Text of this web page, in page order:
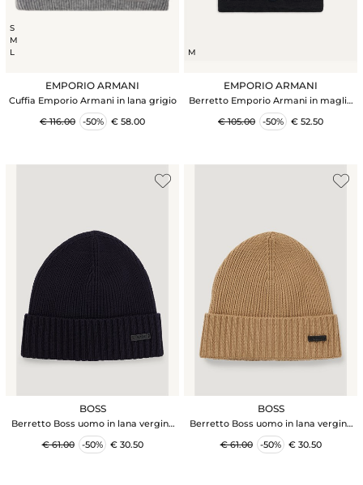
S
M
L
EMPORIO ARMANI
Cuffia Emporio Armani in lana grigio
€ 116.00
-50% € 58.00
M
EMPORIO ARMANI
Berretto Emporio Armani in maglia
di lana nera
€ 105.00
-50% € 52.50
BOSS
Berretto Boss uomo in lana vergine
blu
€ 61.00
-50% € 30.50
BOSS
Berretto Boss uomo in lana vergine
cammello
€ 61.00
-50% € 30.50